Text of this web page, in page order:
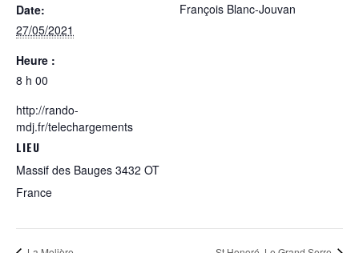
Date:
27/05/2021
Heure :
8 h 00
http://rando-
mdj.fr/telechargements
LIEU
Massif des Bauges 3432 OT
France
François Blanc-Jouvan